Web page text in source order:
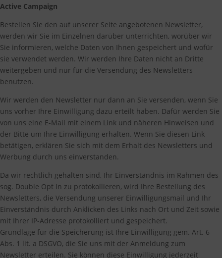
Active Campaign
Bestellen Sie den auf unserer Seite angebotenen Newsletter,
werden wir Sie im Einzelnen darüber unterrichten, worüber wir
Sie informieren, welche Daten von Ihnen gespeichert und wofür
sie verwendet werden. Wir werden Ihre Daten nicht an Dritte
weitergeben und nur für die Versendung des Newsletters
benutzen.
Wir werden den Newsletter nur dann an Sie versenden, wenn Sie
uns vorher Ihre Einwilligung dazu erteilt haben. Dafür werden Sie
von uns eine E-Mail mit einem Link und näheren Hinweisen und
der Bitte um Ihre Einwilligung erhalten. Wenn Sie diesen Link
betätigen, erklären Sie sich mit dem Erhalt des Newsletters und
Werbung durch uns einverstanden.
Da wir rechtlich gehalten sind, Ihr Einverständnis im Rahmen des
sog. Double Opt In zu protokollieren, wird Ihre Bestellung des
Newsletters, die Versendung unserer Einwilligungsmail und Ihr
Einverständnis durch Anklicken des Links nach Ort und Zeit sowie
mit Ihrer IP-Adresse protokolliert und gespeichert.
Grundlage für die Speicherung ist Ihre Einwilligung gem. Art. 6
Abs. 1 lit. a DSGVO, die Sie uns mit der Anmeldung zum
Newsletter erteilen. Sie können diese Einwilligung jederzeit